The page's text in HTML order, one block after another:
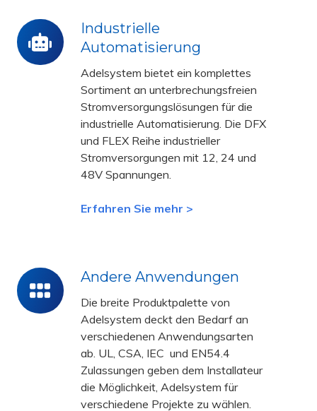
Industrielle
Automatisierung
Adelsystem bietet ein komplettes
Sortiment an unterbrechungsfreien
Stromversorgungslösungen für die
industrielle Automatisierung. Die DFX
und FLEX Reihe industrieller
Stromversorgungen mit 12, 24 und
48V Spannungen.
Erfahren Sie mehr >
Industrielle
Automatisierung
Andere Anwendungen
Die breite Produktpalette von
Adelsystem deckt den Bedarf an
verschiedenen Anwendungsarten
ab. UL, CSA, IEC und EN54.4
Zulassungen geben dem Installateur
die Möglichkeit, Adelsystem für
verschiedene Projekte zu wählen.
Andere
Anwendungen